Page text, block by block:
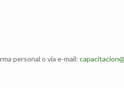
personal o vía e-mail: